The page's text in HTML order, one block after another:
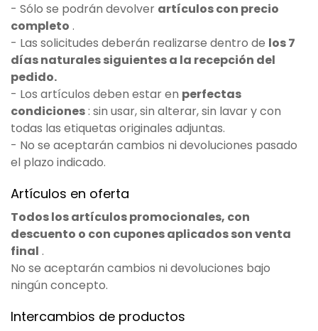
- Sólo se podrán devolver artículos con precio
completo .
- Las solicitudes deberán realizarse dentro de los 7
días naturales siguientes a la recepción del
pedido.
- Los artículos deben estar en perfectas
condiciones: sin usar, sin alterar, sin lavar y con
todas las etiquetas originales adjuntas.
- No se aceptarán cambios ni devoluciones pasado
el plazo indicado.
Artículos en oferta
Todos los artículos promocionales, con
descuento o con cupones aplicados son venta
final .
No se aceptarán cambios ni devoluciones bajo
ningún concepto.
Intercambios de productos